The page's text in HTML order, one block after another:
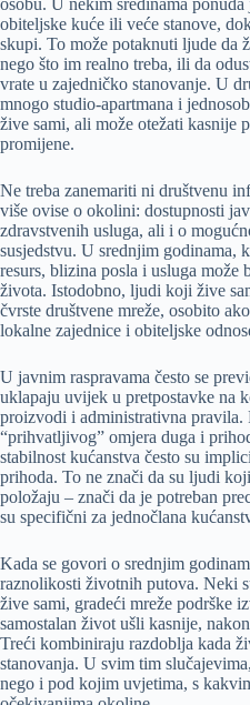
osobu. U nekim sredinama
obiteljske kuće ili veće stanove,
skupi. To može potaknuti ljude da
nego što im realno treba, ili da
vrate u zajedničko stanovanje. U
mnogo studio-apartmana i
žive sami, ali može otežati kasnije
promijene.
Ne treba zanemariti ni društvenu
više ovise o okolini: dostupnosti
zdravstvenih usluga, ali i o
susjedstvu. U srednjim godinama,
resurs, blizina posla i usluga može
života. Istodobno, ljudi koji žive
čvrste društvene mreže, osobito
lokalne zajednice i obiteljske
U javnim raspravama često se
uklapaju uvijek u pretpostavke na
proizvodi i administrativna
“prihvatljivog” omjera duga i
stabilnost kućanstva često su
prihoda. To ne znači da su ljudi
položaju – znači da je potreban
su specifični za jednočlana
Kada se govori o srednjim
raznolikosti životnih putova. Neki
žive sami, gradeći mreže podrške
samostalan život ušli kasnije,
Treći kombiniraju razdoblja kada
stanovanja. U svim tim
nego i pod kojim uvjetima, s